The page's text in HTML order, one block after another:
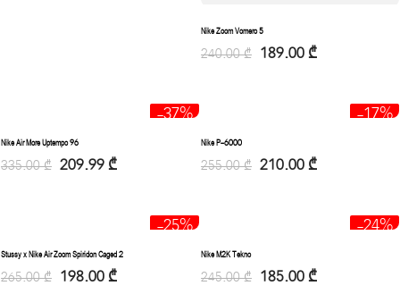
Nike Zoom Vomero 5
240.00₾ 189.00 ₾
-37%
Nike Air More Uptempo 96
335.00₾ 209.99 ₾
-17%
Nike P-6000
255.00₾ 210.00 ₾
-25%
Stussy x Nike Air Zoom Spiridon Caged 2
265.00₾ 198.00 ₾
-24%
Nike M2K Tekno
245.00₾ 185.00 ₾